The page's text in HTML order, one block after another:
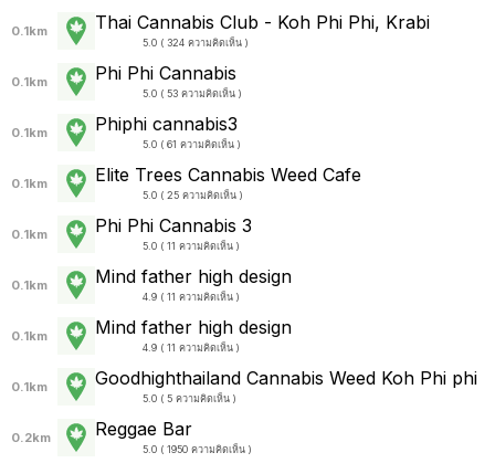
0.1km Thai Cannabis Club - Koh Phi Phi, Krabi
5.0 ( 324 ความคิดเห็น )
0.1km Phi Phi Cannabis
5.0 ( 53 ความคิดเห็น )
0.1km Phiphi cannabis3
5.0 ( 61 ความคิดเห็น )
0.1km Elite Trees Cannabis Weed Cafe
5.0 ( 25 ความคิดเห็น )
0.1km Phi Phi Cannabis 3
5.0 ( 11 ความคิดเห็น )
0.1km Mind father high design
4.9 ( 11 ความคิดเห็น )
0.1km Mind father high design
4.9 ( 11 ความคิดเห็น )
0.1km Goodhighthailand Cannabis Weed Koh Phi phi
5.0 ( 5 ความคิดเห็น )
0.2km Reggae Bar
5.0 ( 1950 ความคิดเห็น )